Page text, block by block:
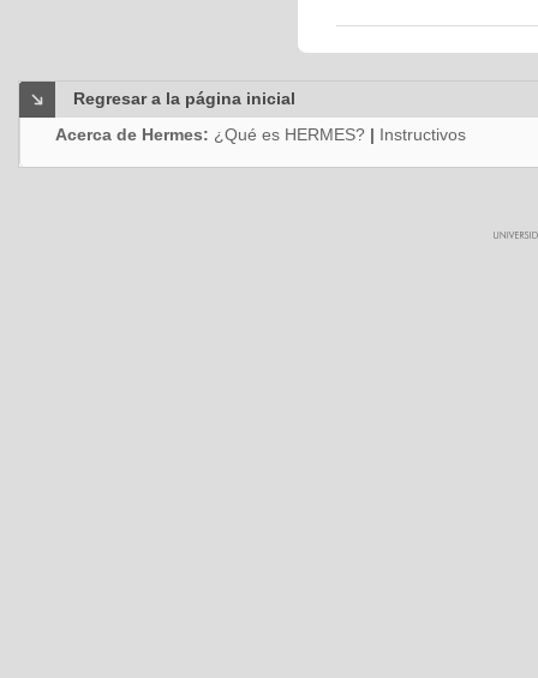
Regresar a la página inicial
Acerca de Hermes: ¿Qué es HERMES? | Instructivos